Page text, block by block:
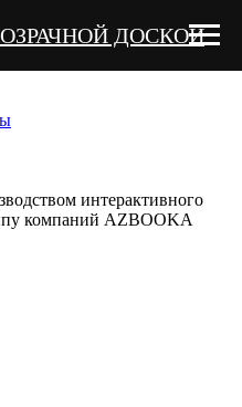
интерактивного
компаний AZBOOKA